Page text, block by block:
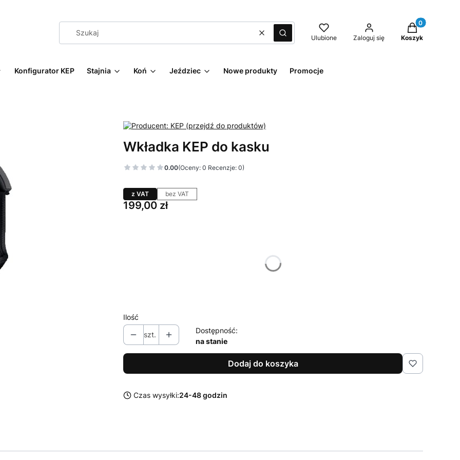
WyczyśćSzukaj Ulubione Zaloguj się
Produkty w
Koszyk
Konfigurator KEP Stajnia Koń Jeździec Nowe produkty Promocje
Wkładka KEP do kasku
0.00(Oceny: 0 Recenzje: 0)
z VAT bez VAT
Cena
199,00 zł
Ilość
szt.
Dostępność:
na stanie
Dodaj do koszyka
Czas wysyłki:24-48 godzin